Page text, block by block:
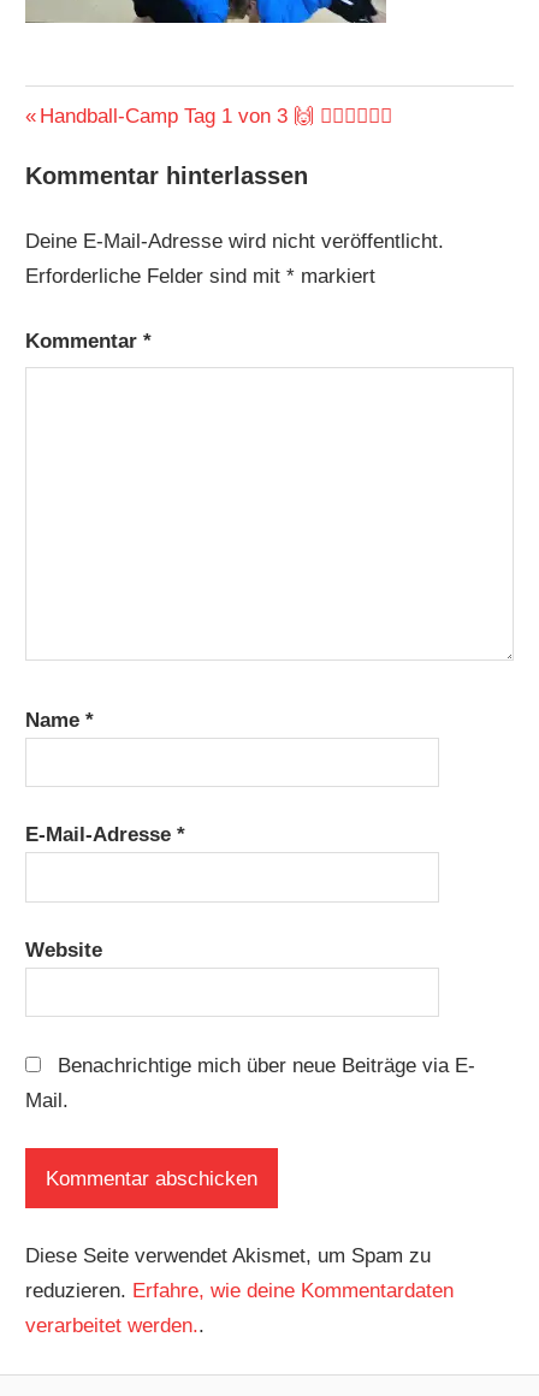
Beitragsnavigation
Vorheriger
Handball-Camp Tag 1 von 3 🙌 🤾🏼‍♀️🤾🏼‍♂️
Kommentar hinterlassen
Deine E-Mail-Adresse wird nicht veröffentlicht.
Erforderliche Felder sind mit* markiert
Kommentar*
Name*
E-Mail-Adresse*
Website
Benachrichtige mich über neue Beiträge via E-
Mail.
Diese Seite verwendet Akismet, um Spam zu
reduzieren. Erfahre, wie deine Kommentardaten
verarbeitet werden..